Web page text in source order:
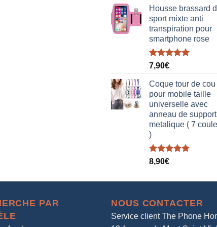
Housse brassard
sport mixte anti
transpiration pour
smartphone rose
Note5.00
7,90€
Coque tour de cou
pour mobile taille
universelle avec
anneau de support
metalique ( 7
)
Note5.00
8,90€
PAR
NOUS CONTACTER
Service client The Phone